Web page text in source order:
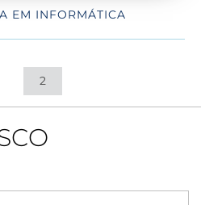
EM INFORMÁTICA
2